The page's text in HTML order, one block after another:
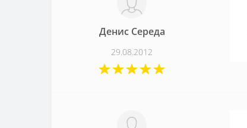
Денис Середа
29.08.2012